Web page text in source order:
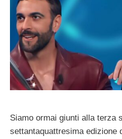
Siamo ormai giunti alla terza
settantaquattresima edizione